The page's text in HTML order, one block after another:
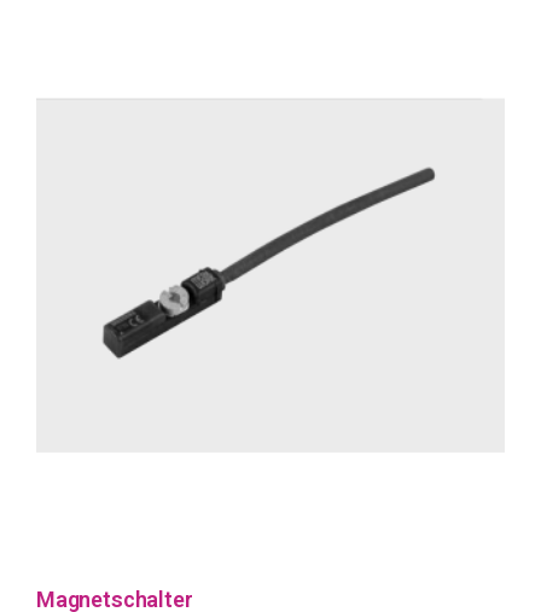
Magnetschalter